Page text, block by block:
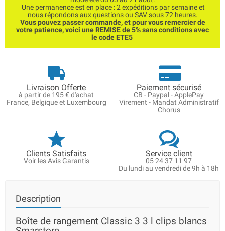
Une permanence est en place : 2 expéditions par semaine et
nous répondons aux questions ou SAV sous 72 heures.
Vous pouvez passer commande, et pour vous remercier de
votre patience, voici une REMISE de 5% sans conditions avec
le code ETE5
Livraison Offerte
à partir de 195 € d'achat
France, Belgique et Luxembourg
Paiement sécurisé
CB - Paypal - ApplePay
Virement - Mandat Administratif
Chorus
Clients Satisfaits
Voir les Avis Garantis
Service client
05 24 37 11 97
Du lundi au vendredi de 9h à 18h
Description
Boîte de rangement Classic 3 3 l clips blancs